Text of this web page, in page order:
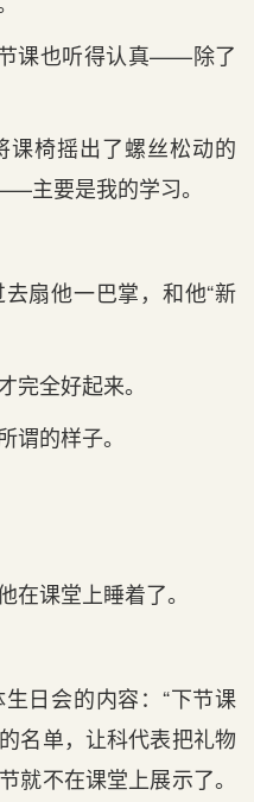
课也听得认真——除了
椅摇出了螺丝松动的
主要是我的学习。
扇他一巴掌，和他“新
完全好起来。
谓的样子。
在课堂上睡着了。
日会的内容：“下节课
名单，让科代表把礼物
就不在课堂上展示了。